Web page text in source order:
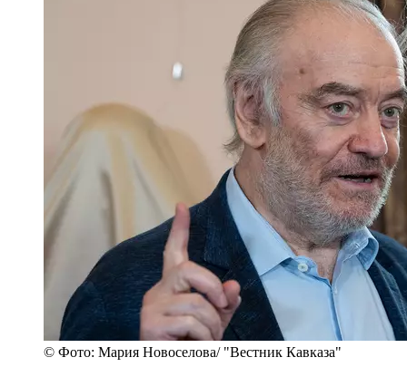
© Фото: Мария Новоселова/ "Вестник Кавказа"